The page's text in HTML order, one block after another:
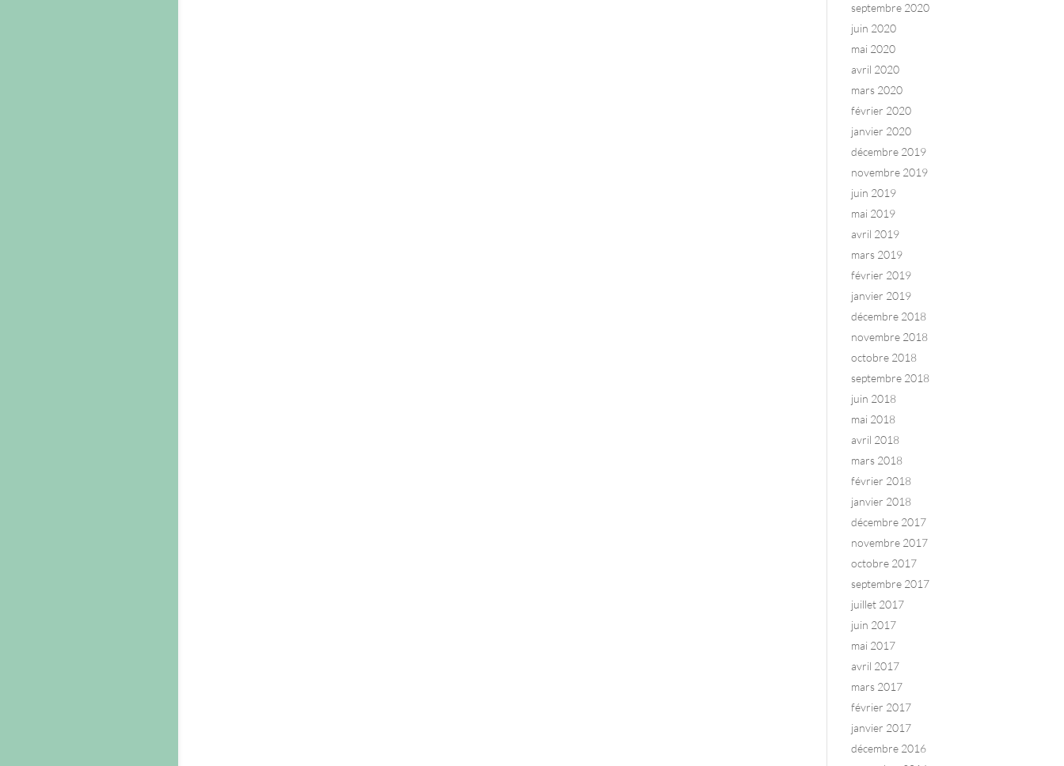
septembre 2020
juin 2020
mai 2020
avril 2020
mars 2020
février 2020
janvier 2020
décembre 2019
novembre 2019
juin 2019
mai 2019
avril 2019
mars 2019
février 2019
janvier 2019
décembre 2018
novembre 2018
octobre 2018
septembre 2018
juin 2018
mai 2018
avril 2018
mars 2018
février 2018
janvier 2018
décembre 2017
novembre 2017
octobre 2017
septembre 2017
juillet 2017
juin 2017
mai 2017
avril 2017
mars 2017
février 2017
janvier 2017
décembre 2016